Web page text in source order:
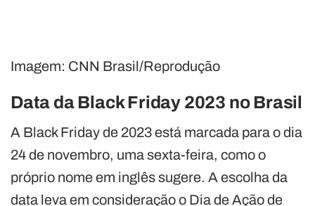
Imagem: CNN Brasil/Reprodução
Data da Black Friday 2023 no Brasil
A Black Friday de 2023 está marcada para o dia
24 de novembro, uma sexta-feira, como o
próprio nome em inglês sugere. A escolha da
data leva em consideração o Dia de Ação de